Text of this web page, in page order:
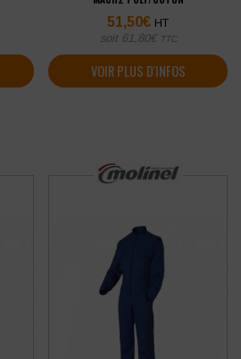
51,50€ HT
soit 61,80€ TTC
VOIR PLUS D'INFOS